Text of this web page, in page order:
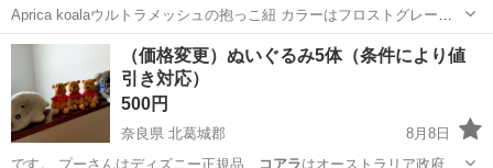
Aprica koalaウルトラメッシュの抱っこ紐 カラーはフロストグレーで
す。 新生児〜3歳まで使用できます。 箱、説明書有りです。
静岡 浜松市 上島駅 ベビー用品 コアラ
（価格変更）ぬいぐるみ5体（条件により値
引き対応）
500円
奈良県 北葛城郡
8月8日
です。 プーさんはディズニー正規品、
コアラはオーストラリア政府公